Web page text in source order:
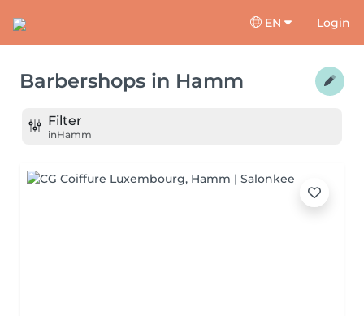
EN Login
Barbershops in Hamm
Filter
inHamm